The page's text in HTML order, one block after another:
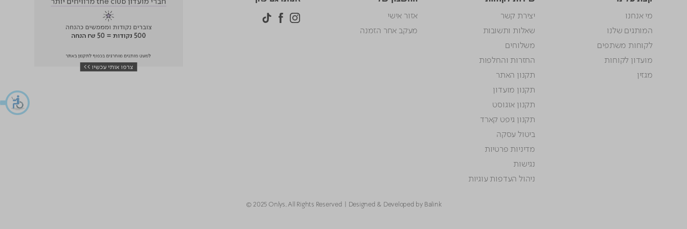
מי אנחנו
המותגים שלנו
לקוחות משתפים
מועדון לקוחות
מגזין
יצירת קשר
שאלות ותשובות
משלוחים
החזרות והחלפות
תקנון האתר
תקנון מועדון
תקנון אוגוסט
תקנון גיפט קארד
ביטול עסקה
מדיניות פרטיות
נגישות
ניהול העדפות עוגיות
אזור אישי
מעקב אחר הזמנה
© 2025 Onlys. All Rights Reserved Designed & Developed by Balink